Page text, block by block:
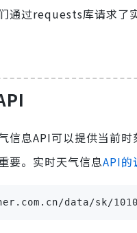
通过requests库请求了
信息API可以提供当前
要。实时天气信息API的
data/sk/